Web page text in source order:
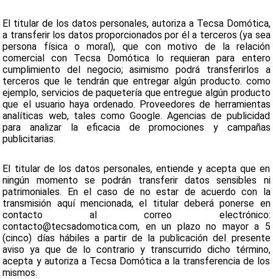
El titular de los datos personales, autoriza a Tecsa Domótica,
a transferir los datos proporcionados por él a terceros (ya sea
persona física o moral), que con motivo de la relación
comercial con Tecsa Domótica lo requieran para entero
cumplimiento del negocio; asimismo podrá transferirlos a
terceros que le tendrán que entregar algún producto. como
ejemplo, servicios de paquetería que entregue algún producto
que el usuario haya ordenado. Proveedores de herramientas
analíticas web, tales como Google. Agencias de publicidad
para analizar la eficacia de promociones y campañas
publicitarias.
El titular de los datos personales, entiende y acepta que en
ningún momento se podrán transferir datos sensibles ni
patrimoniales. En el caso de no estar de acuerdo con la
transmisión aquí mencionada, el titular deberá ponerse en
contacto al correo electrónico:
contacto@tecsadomotica.com, en un plazo no mayor a 5
(cinco) días hábiles a partir de la publicación del presente
aviso ya que de lo contrario y transcurrido dicho término,
acepta y autoriza a Tecsa Domótica a la transferencia de los
mismos.